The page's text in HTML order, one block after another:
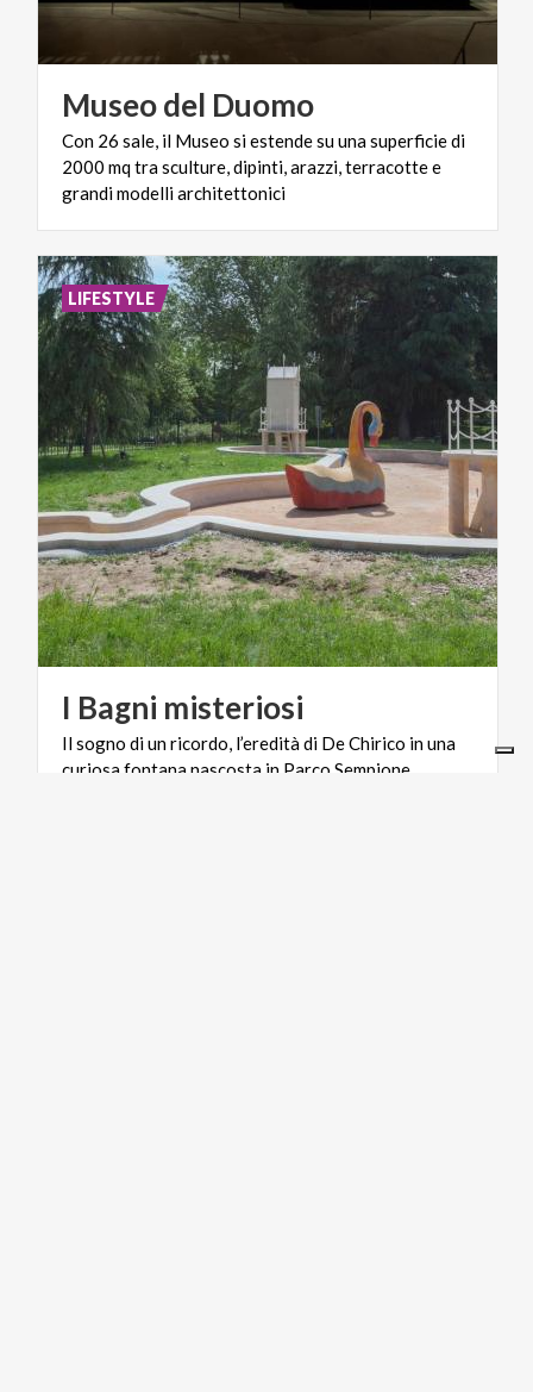
Museodel Duomo
Con 26 sale, il Museo si estende su una superficie di
2000 mq tra sculture, dipinti, arazzi, terracotte e
grandi modelli architettonici
I Bagni misteriosi
Ilsogno diunricordo, l’ereditàdi DeChirico inuna
curiosafontananascosta in Parco Sempione
LIFESTYLE